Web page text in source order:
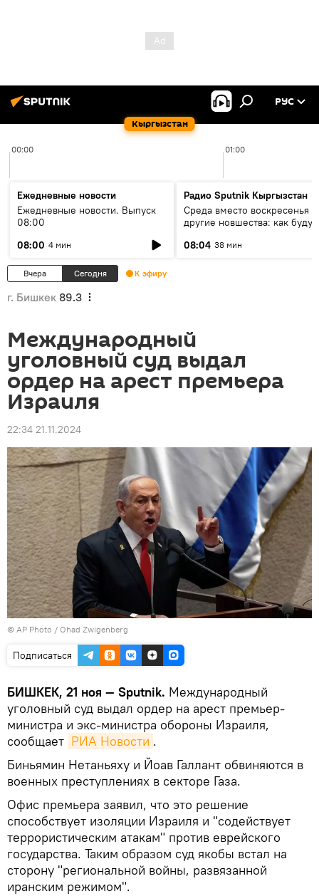
Кыргызстан
РУС
00:00 01:00
Ежедневные новости
Ежедневные новости. Выпуск
08:00
08:00 4 мин
Радио Sputnik Кыргызстан
Среда вместо воскресенья и
другие новшества: как будут
08:04 38 мин
Вчера Сегодня К эфиру
г. Бишкек 89.3
Международный
уголовный суд выдал
ордер на арест премьера
Израиля
22:34 21.11.2024
© AP Photo / Ohad Zwigenberg
Подписаться
БИШКЕК, 21 ноя — Sputnik. Международный
уголовный суд выдал ордер на арест премьер-
министра и экс-министра обороны Израиля,
сообщает РИА Новости .
Биньямин Нетаньяху и Йоав Галлант обвиняются в
военных преступлениях в секторе Газа.
Офис премьера заявил, что это решение
способствует изоляции Израиля и "содействует
террористическим атакам" против еврейского
государства. Таким образом суд якобы встал на
сторону "региональной войны, развязанной
иранским режимом".